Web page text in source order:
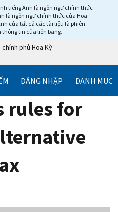
tiếng Anh là ngôn ngữ chính thức
là ngôn ngữ chính thức của Hoa
của tất cả các tài liệu là phiên
tin của liên bang.
phủ Hoa Kỳ
ĐĂNG NHẬP DANH MỤC
rules for